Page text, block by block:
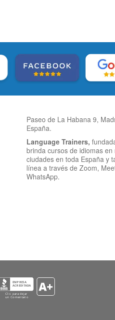
Paseo de La Habana 9,
España.
Language Trainers,
brinda cursos de idiomas en
ciudades en toda España y
línea a través de Zoom,
WhatsApp.